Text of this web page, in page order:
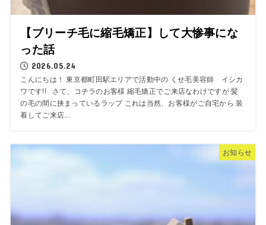
【ブリーチ毛に縮毛矯正】して大惨事にな
った話
2026.05.24
こんにちは！ 東京都町田駅エリアで活動中の くせ毛美容師 イシカ
ワです!! さて、コチラのお客様 縮毛矯正でご来店なわけですが 髪
の毛の間に挟まっているラップ これは当然、お客様がご自宅から 装
着してご来店...
お知らせ